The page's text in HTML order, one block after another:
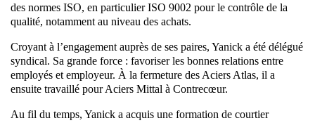
des normes ISO, en particulier ISO 9002 pour le contrôle de la
qualité, notamment au niveau des achats.
Croyant à l’engagement auprès de ses paires, Yanick a été délégué
syndical. Sa grande force : favoriser les bonnes relations entre
employés et employeur. À la fermeture des Aciers Atlas, il a
ensuite travaillé pour Aciers Mittal à Contrecœur.
Au fil du temps, Yanick a acquis une formation de courtier